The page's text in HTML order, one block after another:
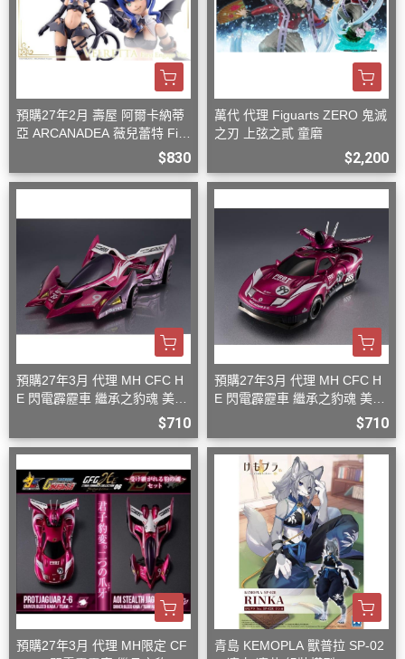
預購27年2月 壽屋 阿爾卡納蒂
亞 ARCANADEA 薇兒蕾特 Firs
$830
萬代 代理 Figuarts ZERO 鬼滅
之刃 上弦之貳 童磨
$2,200
預購27年3月 代理 MH CFC H
E 閃電霹靂車 繼承之豹魂 美洲
$710
預購27年3月 代理 MH CFC H
E 閃電霹靂車 繼承之豹魂 美洲
$710
預購27年3月 代理 MH限定 CF
青島 KEMOPLA 獸普拉 SP-02